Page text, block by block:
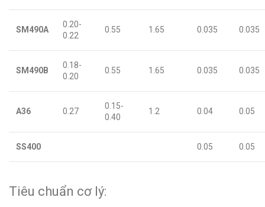
SM490A
0.20-
0.22
0.55 1.65 0.035 0.035
SM490B
0.18-
0.20
0.55 1.65 0.035 0.035
A36 0.27
0.15-
0.40
1.2 0.04 0.05
SS400 0.05 0.05
Tiêu chuẩn cơ lý: